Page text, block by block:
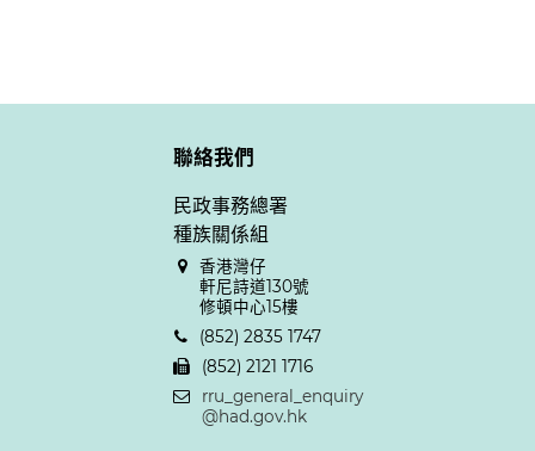
聯絡我們
民政事務總署
種族關係組
香港灣仔
軒尼詩道130號
修頓中心15樓
(852) 2835 1747
(852) 2121 1716
rru_general_enquiry
@had.gov.hk